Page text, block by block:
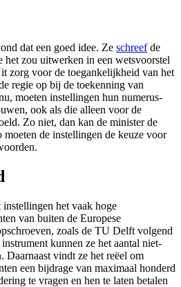
dat een goed idee. Ze schreefde
zou uitwerken in een wetsvoorstel
zorg voor de toegankelijkheid van het
regie op bij de toekenning van
moeten instellingen hun numerus-
ook als die alleen voor de
Zo niet, dan kan de minister de
moeten de instellingen de keuze voor
het vaak hoge
van buiten de Europese
zoals de TU Delft volgend
kunnen ze het aantal niet-
Daarnaast vindt ze het reëel om
een bijdrage van maximaal honderd
te vragen en hen te laten betalen